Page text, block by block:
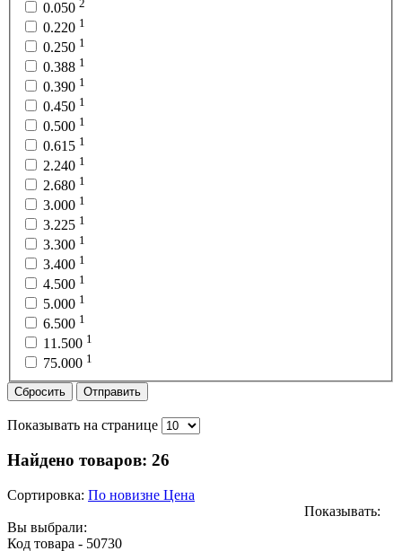
0.050 2
0.220 1
0.250 1
0.388 1
0.390 1
0.450 1
0.500 1
0.615 1
2.240 1
2.680 1
3.000 1
3.225 1
3.300 1
3.400 1
4.500 1
5.000 1
6.500 1
11.500 1
75.000 1
Сбросить Отправить
Показывать на странице
Найдено товаров: 26
Сортировка: По новизне Цена
Показывать:
Вы выбрали:
Код товара - 50730